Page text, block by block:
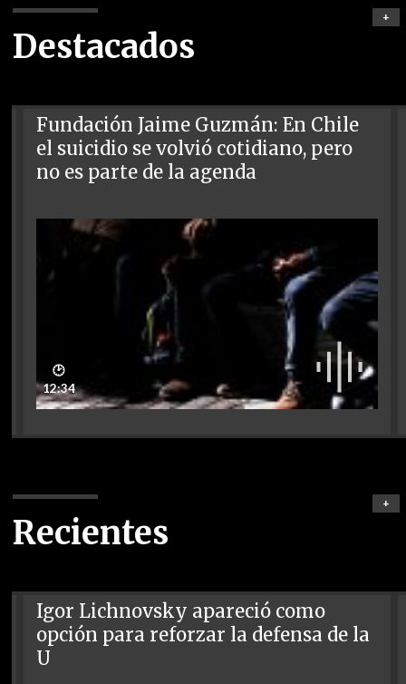
Destacados
+
Fundación Jaime Guzmán: En Chile
el suicidio se volvió cotidiano, pero
no es parte de la agenda
🕑
12:34
Recientes
+
Igor Lichnovsky apareció como
opción para reforzar la defensa de la
U